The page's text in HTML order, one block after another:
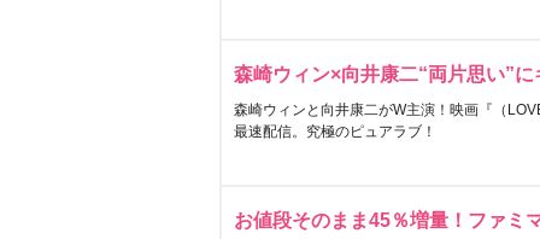
森崎ウィン×向井康二“両片思い”
森崎ウィンと向井康二がW主演！映画『（
最速配信。究極のピュアラブ！
お値段そのまま45％増量！ファミ